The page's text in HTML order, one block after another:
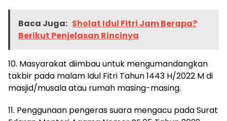
Baca Juga: Sholat Idul Fitri Jam Berapa?
Berikut Penjelasan Rincinya
10. Masyarakat diimbau untuk mengumandangkan
takbir pada malam Idul Fitri Tahun 1443 H/2022 M di
masjid/musala atau rumah masing-masing.
11. Penggunaan pengeras suara mengacu pada Surat